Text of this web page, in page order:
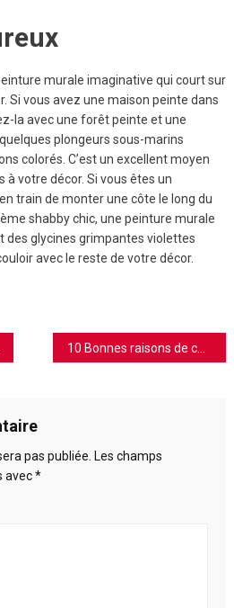
murale imaginative qui court sur
Si vous avez une maison peinte dans
la avec une forêt peinte et une
plongeurs sous-marins
colorés. C’est un excellent moyen
à votre décor. Si vous êtes un
train de monter une côte le long du
shabby chic, une peinture murale
des glycines grimpantes violettes
avec le reste de votre décor.
10 Bonnes raisons de contacter un spécialiste en punaises de lit
pas publiée. Les champs
avec*